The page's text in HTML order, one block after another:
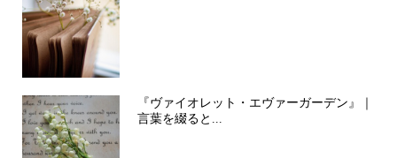
『ヴァイオレット・エヴァーガーデン』｜
言葉を綴ると...